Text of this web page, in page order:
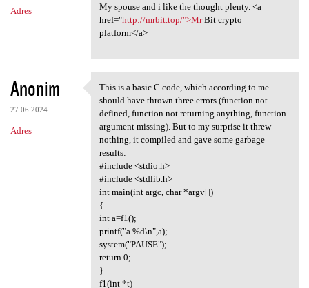
Adres
My spouse and i like the thought plenty. <a
href="http://mrbit.top/">MrBit crypto
platform</a>
Anonim
27.06.2024
Adres
This is a basic C code, which
This is a basic C code, which according to me
should have thrown three errors (function not
defined, function not returning anything, function
argument missing). But to my surprise it threw
nothing, it compiled and gave some garbage
results:
#include <stdio.h>
#include <stdlib.h>
int main(int argc, char *argv[])
{
int a=f1();
printf("a %d\n",a);
system("PAUSE");
return 0;
}
f1(int *t)